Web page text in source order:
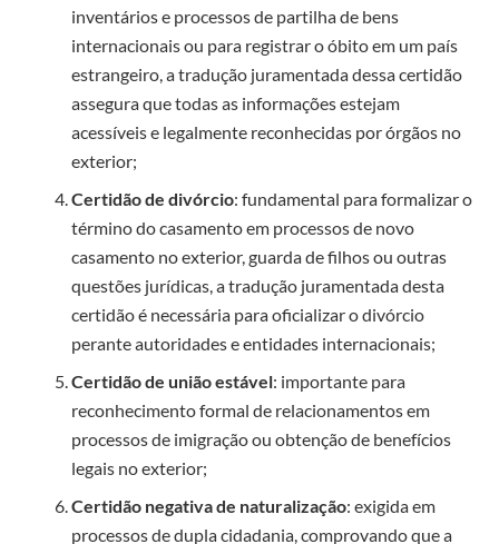
inventários e processos de partilha de bens
internacionais ou para registrar o óbito em um país
estrangeiro, a tradução juramentada dessa certidão
assegura que todas as informações estejam
acessíveis e legalmente reconhecidas por órgãos no
exterior;
Certidão de divórcio: fundamental para formalizar o
término do casamento em processos de novo
casamento no exterior, guarda de filhos ou outras
questões jurídicas, a tradução juramentada desta
certidão é necessária para oficializar o divórcio
perante autoridades e entidades internacionais;
Certidão de união estável: importante para
reconhecimento formal de relacionamentos em
processos de imigração ou obtenção de benefícios
legais no exterior;
Certidão negativa de naturalização: exigida em
processos de dupla cidadania, comprovando que a